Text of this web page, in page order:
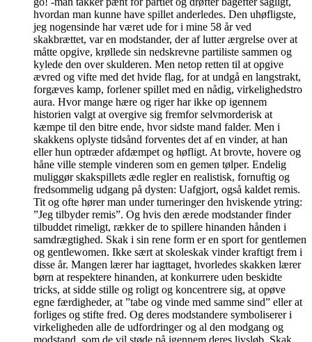
hvordan man kunne have spillet anderledes. Den uhøfligste,
jeg nogensinde har været ude for i mine 58 år ved
skakbrættet, var en modstander, der af lutter ærgrelse over at
måtte opgive, krøllede sin nedskrevne partiliste sammen og
kylede den over skulderen. Men netop retten til at opgive
ævred og vifte med det hvide flag, for at undgå en langstrakt,
forgæves kamp, forlener spillet med en nådig, virkelighedstro
aura. Hvor mange hære og riger har ikke op igennem
historien valgt at overgive sig fremfor selvmorderisk at
kæmpe til den bitre ende, hvor sidste mand falder. Men i
skakkens oplyste tidsånd forventes det af en vinder, at han
eller hun optræder afdæmpet og høfligt. At brovte, hovere og
håne ville stemple vinderen som en gemen tølper. Endelig
muliggør skakspillets ædle regler en realistisk, fornuftig og
fredsommelig udgang på dysten: Uafgjort, også kaldet remis.
Tit og ofte hører man under turneringer den hviskende ytring:
”Jeg tilbyder remis”. Og hvis den ærede modstander finder
tilbuddet rimeligt, rækker de to spillere hinanden hånden i
samdrægtighed. Skak i sin rene form er en sport for gentlemen
og gentlewomen. Ikke sært at skoleskak vinder kraftigt frem i
disse år. Mangen lærer har iagttaget, hvorledes skakken lærer
børn at respektere hinanden, at konkurrere uden beskidte
tricks, at sidde stille og roligt og koncentrere sig, at opøve
egne færdigheder, at ”tabe og vinde med samme sind” eller at
forliges og stifte fred. Og deres modstandere symboliserer i
virkeligheden alle de udfordringer og al den modgang og